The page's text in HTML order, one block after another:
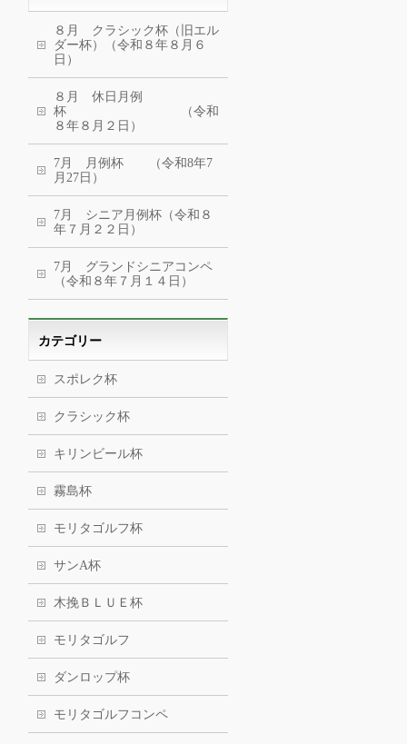
８月 クラシック杯（旧エル
ダー杯）（令和８年８月６
日）
８月 休日月例
杯 （令和
８年８月２日）
7月 月例杯 （令和8年7
月27日）
7月 シニア月例杯（令和８
年７月２２日）
7月 グランドシニアコンペ
（令和８年７月１４日）
カテゴリー
スポレク杯
クラシック杯
キリンビール杯
霧島杯
モリタゴルフ杯
サンA杯
木挽ＢＬＵＥ杯
モリタゴルフ
ダンロップ杯
モリタゴルフコンペ